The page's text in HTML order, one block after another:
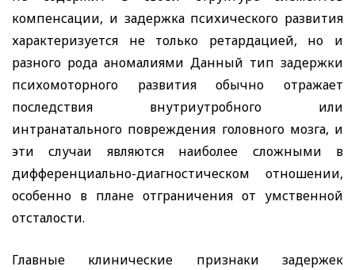
компенсации, и задержка психического развития
характеризуется не только ретардацией, но и
разного рода аномалиями Данный тип задержки
психомоторного развития обычно отражает
последствия внутриутробного или
интранатального повреждения головного мозга, и
эти случаи являются наиболее сложными в
дифференциально-диагностическом отношении,
особенно в плане отграничения от умственной
отсталости.
Главные клинические признаки задержек